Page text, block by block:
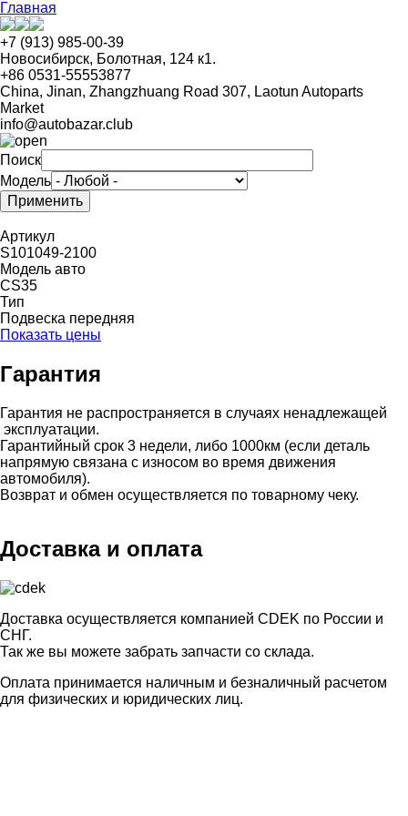
Перейти
к
основному
содержанию
Главная
+7 (913) 985-00-39
Новосибирск, Болотная, 124 к1.
+86 0531-55553877
China, Jinan, Zhangzhuang Road 307, Laotun Autoparts
Market
info@autobazar.club
Поиск
Модель
Артикул
S101049-2100
Модель авто
CS35
Тип
Подвеска передняя
Показать цены
Гарантия
Гарантия не распространяется в случаях ненадлежащей
эксплуатации.
Гарантийный срок 3 недели, либо 1000км (если деталь
напрямую связана с износом во время движения
автомобиля).
Возврат и обмен осуществляется по товарному чеку.
Доставка и оплата
Доставка осуществляется компанией CDEK по России и
СНГ.
Так же вы можете забрать запчасти со склада.
Оплата принимается наличным и безналичный расчетом
для физических и юридических лиц.